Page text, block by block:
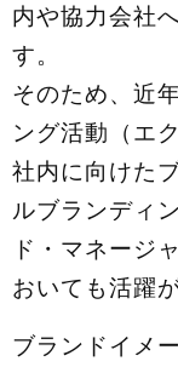
内や協⼒会社
す。
そのため、近
ング活動（エ
社内に向けた
ルブランディ
ド・マネージ
おいても活躍
ブランドイメ